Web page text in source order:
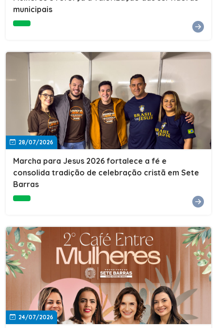
Cultura, Esporte e Lazer, Paulo Thomas, prestigiou os
compromisso da nossa gestão com a inclusão,
oferecendo a jovens e adultos a oportunidade de
concluir seus estudos e construir um futuro melhor.
Cada certificado entregue simboliza esforço,
determinação e a certeza de que investir em educação
é investir no desenvolvimento de Sete Barras."A
Prefeitura de Sete Barras também agradeceu ao SESI,
parceiro fundamental na retomada e ampliação da
Educação de Jovens e Adultos, aos professores, à
equipe da Secretaria Municipal de Educação e a todos
os profissionais que contribuíram para que esse
importante projeto voltasse a transformar a vida de
municipais
28/07/2026
Marcha para Jesus 2026 fortalece a fé e
consolida tradição de celebração cristã em Sete
Barras
24/07/2026